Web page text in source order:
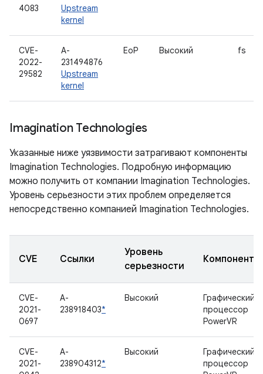
4083
Upstream
kernel
CVE-
2022-
29582
A-
231494876
Upstream
kernel
EoP Высокий fs
Imagination Technologies
Указанные ниже уязвимости затрагивают компоненты
Imagination Technologies. Подробную информацию
можно получить от компании Imagination Technologies.
Уровень серьезности этих проблем определяется
непосредственно компанией Imagination Technologies.
CVE Ссылки
Уровень
серьезности
Компонент
CVE-
2021-
0697
A-
238918403*
Высокий
Графический
процессор
PowerVR
CVE-
2021-
A-
238904312*
Высокий
Графический
процессор